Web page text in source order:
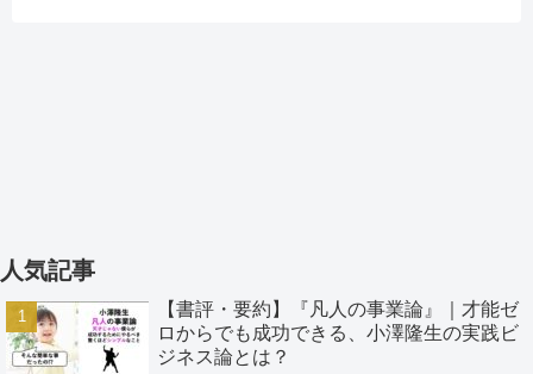
人気記事
【書評・要約】『凡人の事業論』｜才能ゼ
ロからでも成功できる、小澤隆生の実践ビ
ジネス論とは？